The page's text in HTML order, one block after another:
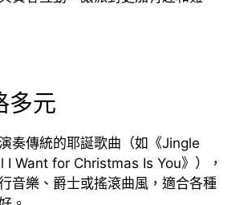
多元
奏傳統的耶誕歌曲（如《Jingle
I Want for Christmas Is You》），
音樂、爵士或搖滾曲風，適合各種